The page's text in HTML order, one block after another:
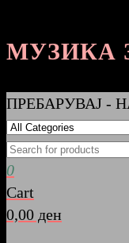
МУЗИКА
ПРЕБАРУВАЈ -
0
Cart
0,00 ден